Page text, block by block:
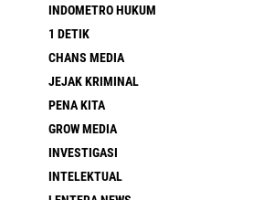
INDOMETRO HUKUM
1 DETIK
CHANS MEDIA
JEJAK KRIMINAL
PENA KITA
GROW MEDIA
INVESTIGASI
INTELEKTUAL